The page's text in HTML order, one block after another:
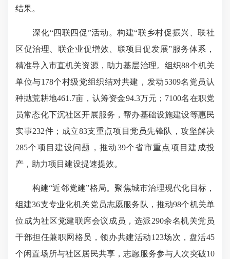
结果。
深化“四联四促”活动。构建“联乡村促振兴、联社
区促治理、联企业促增效、联项目促发展”服务体系，
精准导入市直机关资源，助力基层治理。组织88个机关
单位与178个村级党组织结对共建，发动5309名党员认
种抛荒耕地461.7亩，认筹资金94.3万元；7100名在职党
员常态化下沉社区开展服务，帮办基础设施建设等惠民
实事232件；成立83支重点项目党员先锋队，攻坚解决
285个项目建设问题，推动39个省市重点项目建成投
产，助力项目建设提速提效。
构建“近邻党建”格局。聚焦城市治理现代化目标，
组建36支专业化机关党员志愿服务队，推动98个机关单
位成为社区党建联席会议成员，选派290余名机关党员
干部担任兼职网格员，领办共建活动123场次，盘活45
个闲置场所与社区居民共享，志愿服务参与人次突破10